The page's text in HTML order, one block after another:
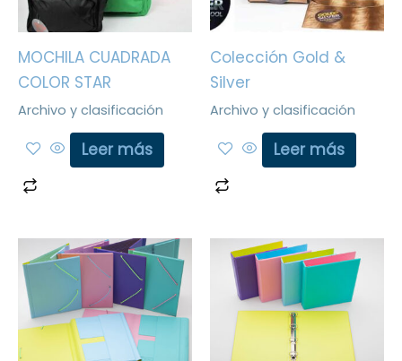
MOCHILA CUADRADA
COLOR STAR
Archivo y clasificación
Leer más
Colección Gold &
Silver
Archivo y clasificación
Leer más